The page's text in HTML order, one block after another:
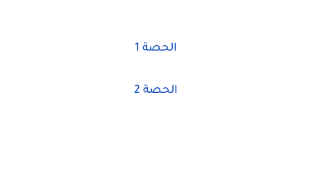
الحصة 1
الحصة 2